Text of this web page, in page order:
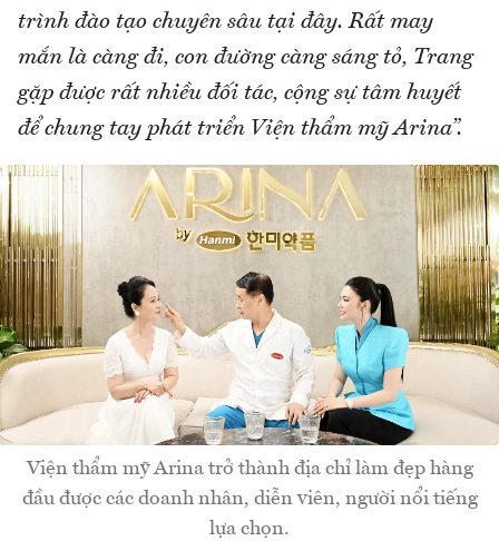
trình đào tạo chuyên sâu tại đây. Rất may
mắn là càng đi, con đường càng sáng tỏ, Trang
gặp được rất nhiều đối tác, cộng sự tâm huyết
để chung tay phát triển Viện thẩm mỹ Arina”.
Viện thẩm mỹ Arina trở thành địa chỉ làm đẹp hàng
đầu được các doanh nhân, diễn viên, người nổi tiếng
lựa chọn.